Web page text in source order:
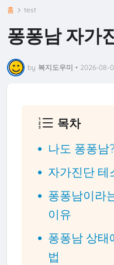
홈 test
퐁퐁남 자가
by 복지도우미 • 2026-08-
목차
나도 퐁퐁남
자가진단 테
퐁퐁남이라
이유
퐁퐁남 상태
법